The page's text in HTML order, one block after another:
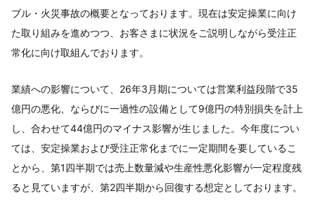
ブル・火災事故の概要となっております。現在は安定操業に向け
た取り組みを進めつつ、お客さまに状況をご説明しながら受注正
常化に向け取組んでおります。
業績への影響について、26年3月期については営業利益段階で35
億円の悪化、ならびに一過性の設備として9億円の特別損失を計上
し、合わせて44億円のマイナス影響が生じました。今年度につい
ては、安定操業および受注正常化までに一定期間を要しているこ
とから、第1四半期では売上数量減や生産性悪化影響が一定程度残
ると見ていますが、第2四半期から回復する想定としております。